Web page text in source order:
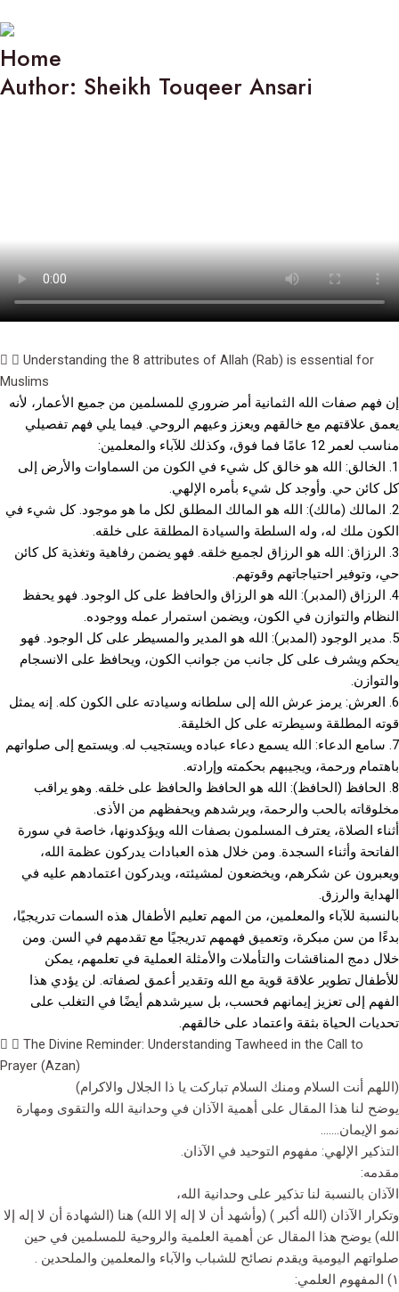
Home
Author: Sheikh Touqeer Ansari
Understanding the 8 attributes of Allah (Rab) is essential for
Muslims
إن فهم صفات الله الثمانية أمر ضروري للمسلمين من جميع الأعمار، لأنه
يعمق علاقتهم مع خالقهم ويعزز وعيهم الروحي. فيما يلي فهم تفصيلي
مناسب لعمر 12 عامًا فما فوق، وكذلك للآباء والمعلمين:
1. الخالق: الله هو خالق كل شيء في الكون من السماوات والأرض إلى
كل كائن حي. وأوجد كل شيء بأمره الإلهي.
2. المالك (مالك): الله هو المالك المطلق لكل ما هو موجود. كل شيء في
الكون ملك له، وله السلطة والسيادة المطلقة على خلقه.
3. الرزاق: الله هو الرزاق لجميع خلقه. فهو يضمن رفاهية وتغذية كل كائن
حي، وتوفير احتياجاتهم وقوتهم.
4. الرزاق (المدبر): الله هو الرزاق والحافظ على كل الوجود. فهو يحفظ
النظام والتوازن في الكون، ويضمن استمرار عمله ووجوده.
5. مدير الوجود (المدبر): الله هو المدير والمسيطر على كل الوجود. فهو
يحكم ويشرف على كل جانب من جوانب الكون، ويحافظ على الانسجام
والتوازن.
6. العرش: يرمز عرش الله إلى سلطانه وسيادته على الكون كله. إنه يمثل
قوته المطلقة وسيطرته على كل الخليقة.
7. سامع الدعاء: الله يسمع دعاء عباده ويستجيب له. ويستمع إلى صلواتهم
باهتمام ورحمة، ويجيبهم بحكمته وإرادته.
8. الحافظ (الحافظ): الله هو الحافظ والحافظ على خلقه. وهو يراقب
مخلوقاته بالحب والرحمة، ويرشدهم ويحفظهم من الأذى.
أثناء الصلاة، يعترف المسلمون بصفات الله ويؤكدونها، خاصة في سورة
الفاتحة وأثناء السجدة. ومن خلال هذه العبادات يدركون عظمة الله،
ويعبرون عن شكرهم، ويخضعون لمشيئته، ويدركون اعتمادهم عليه في
الهداية والرزق.
بالنسبة للآباء والمعلمين، من المهم تعليم الأطفال هذه السمات تدريجيًا،
بدءًا من سن مبكرة، وتعميق فهمهم تدريجيًا مع تقدمهم في السن. ومن
خلال دمج المناقشات والتأملات والأمثلة العملية في تعلمهم، يمكن
للأطفال تطوير علاقة قوية مع الله وتقدير أعمق لصفاته. لن يؤدي هذا
الفهم إلى تعزيز إيمانهم فحسب، بل سيرشدهم أيضًا في التغلب على
تحديات الحياة بثقة واعتماد على خالقهم.
The Divine Reminder: Understanding Tawheed in the Call to
Prayer (Azan)
(اللهم أنت السلام ومنك السلام تباركت يا ذا الجلال والاكرام)
يوضح لنا هذا المقال على أهمية الآذان في وحدانية الله والتقوى ومهارة
نمو الإيمان…….
التذكير الإلهي: مفهوم التوحيد في الآذان.
مقدمه:
الآذان بالنسبة لنا تذكير على وحدانية الله،
وتكرار الآذان (الله أكبر ) (وأشهد أن لا إله إلا الله) هنا (الشهادة أن لا إله إلا
الله) يوضح هذا المقال عن أهمية العلمية والروحية للمسلمين في حين
صلواتهم اليومية ويقدم نصائح للشباب والآباء والمعلمين والملحدين .
١) المفهوم العلمي: